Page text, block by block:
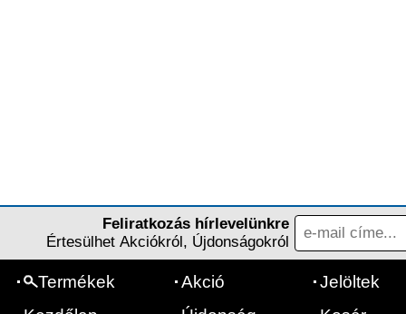
Feliratkozás hírlevelünkre
Értesülhet Akciókról, Újdonságokról
Termékek
Akció
Jelöltek